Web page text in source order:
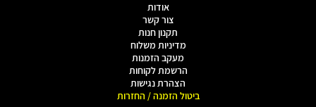
אודות
צור קשר
תקנון חנות
מדיניות משלוח
מעקב הזמנות
הרשמת לקוחות
הצהרת נגישות
ביטול הזמנה / החזרות